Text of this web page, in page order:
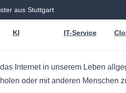
aus Stuttgart
KI IT-Service
Internet in unserem Leben
oder mit anderen Menschen